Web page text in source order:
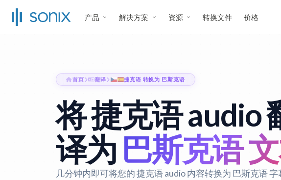
产品 解决方案 资源 转换文件 价格
首页 翻译 捷克语 转换为 巴斯克语
将 捷克语 audio
译为 巴斯克语
几分钟内即可将您的 捷克语 audio 内容转换为 巴斯克语 字